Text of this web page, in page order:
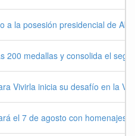
a la posesión presidencial de
200 medallas y consolida el
Vivirla inicia su desafío en la
el 7 de agosto con homenajes